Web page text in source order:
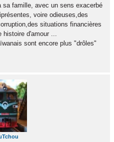
sa famille, avec un sens exacerbé
voire odieuses,des
situations financières
histoire d'amour ...
sont encore plus "drôles"